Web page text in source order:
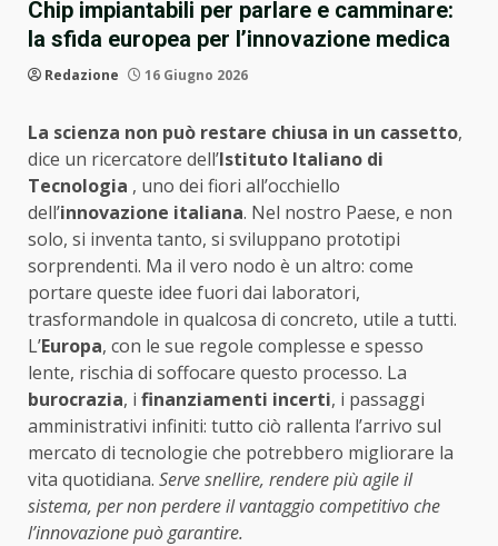
Chip impiantabili per parlare e camminare:
la sfida europea per l’innovazione medica
Redazione 16 Giugno 2026
La scienza non può restare chiusa in un cassetto,
dice un ricercatore dell’Istituto Italiano di
Tecnologia , uno dei fiori all’occhiello
dell’innovazione italiana. Nel nostro Paese, e non
solo, si inventa tanto, si sviluppano prototipi
sorprendenti. Ma il vero nodo è un altro: come
portare queste idee fuori dai laboratori,
trasformandole in qualcosa di concreto, utile a tutti.
L’Europa, con le sue regole complesse e spesso
lente, rischia di soffocare questo processo. La
burocrazia, i finanziamenti incerti, i passaggi
amministrativi infiniti: tutto ciò rallenta l’arrivo sul
mercato di tecnologie che potrebbero migliorare la
vita quotidiana. Serve snellire, rendere più agile il
sistema, per non perdere il vantaggio competitivo che
l’innovazione può garantire.